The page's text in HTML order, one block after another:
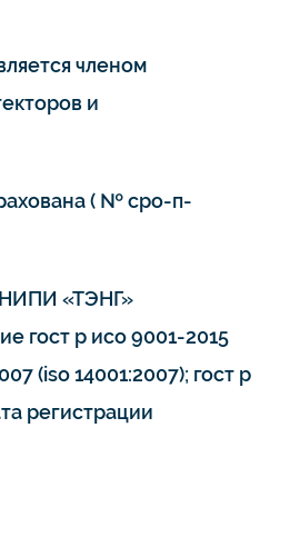
членом
и
( № сро-п-
НИПИ «ТЭНГ»
гост р исо 9001-2015
(iso 14001:2007); гост р
регистрации